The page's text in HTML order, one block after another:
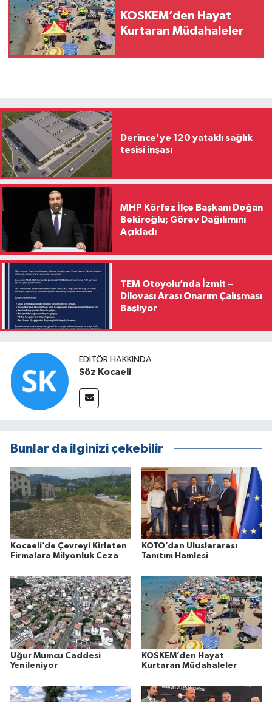
KOSKEM’den Hayat
Kurtaran Müdahaleler
Derince'ye 120 yataklı sağlık
tesisi inşası
MHP Körfez İlçe Başkanı Doğan
Bekiroğlu; Görev Dağılımını
Açıkladı
TEM Otoyolu’nda İzmit –
Dilovası Arası Onarım Çalışması
Başlıyor
EDITÖR HAKKINDA
Söz Kocaeli
Bunlar da ilginizi çekebilir
Kocaeli’de Çevreyi Kirleten
Firmalara Milyonluk Ceza
KOTO’dan Uluslararası
Tanıtım Hamlesi
Uğur Mumcu Caddesi
Yenileniyor
KOSKEM’den Hayat
Kurtaran Müdahaleler